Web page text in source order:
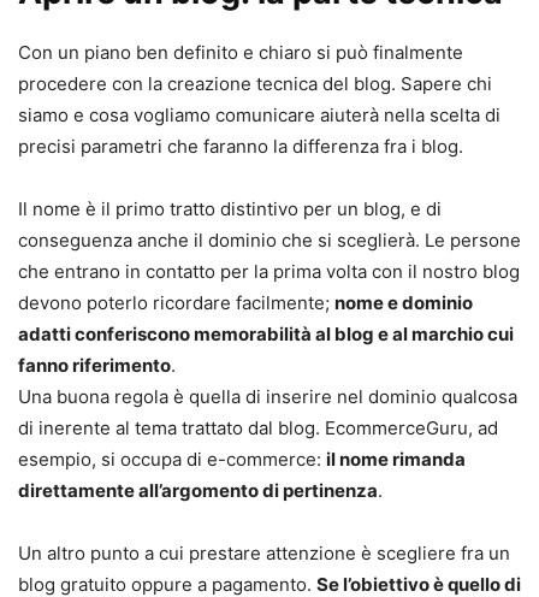
Con un piano ben definito e chiaro si può finalmente
procedere con la creazione tecnica del blog. Sapere chi
siamo e cosa vogliamo comunicare aiuterà nella scelta di
precisi parametri che faranno la differenza fra i blog.
Il nome è il primo tratto distintivo per un blog, e di
conseguenza anche il dominio che si sceglierà. Le persone
che entrano in contatto per la prima volta con il nostro blog
devono poterlo ricordare facilmente; nome e dominio
adatti conferiscono memorabilità al blog e al marchio cui
fanno riferimento.
Una buona regola è quella di inserire nel dominio qualcosa
di inerente al tema trattato dal blog. EcommerceGuru, ad
esempio, si occupa di e-commerce: il nome rimanda
direttamente all’argomento di pertinenza.
Un altro punto a cui prestare attenzione è scegliere fra un
blog gratuito oppure a pagamento. Se l’obiettivo è quello di